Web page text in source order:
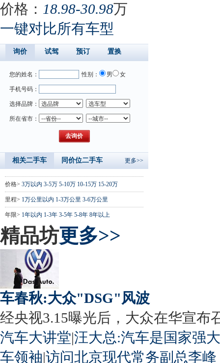
价格： 18.98-30.98万
一键对比所有车型
询价 试驾 预订 置换
您的姓名： 性别： 男 女
手机号码：
选择品牌：
所在省市：
相关二手车 同价位二手车 更多>>
价格> 3万以内 3-5万 5-10万 10-15万 15-20万
里程> 1万公里以内 1-3万公里 3-6万公里
年限> 1年以内 1-3年 3-5年 5-8年 8年以上
精品坊更多>>
车春秋:大众"DSG"风波
经央视3.15曝光后，大众在华宣布
汽车大讲堂|汪大总:汽车是国家强
车领袖|访问北京现代常务副总李峰